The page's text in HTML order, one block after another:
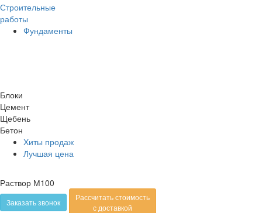
Строительные
работы
Фундаменты
Блоки
Цемент
Щебень
Бетон
Хиты продаж
Лучшая цена
Раствор М100
Заказать звонок
Рассчитать стоимость
с доставкой